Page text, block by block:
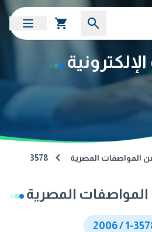
المواصفات المصرية 3578
المصرية